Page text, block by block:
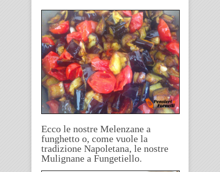
Ecco le nostre Melenzane a
funghetto o, come vuole la
tradizione Napoletana, le nostre
Mulignane a Fungetiello.